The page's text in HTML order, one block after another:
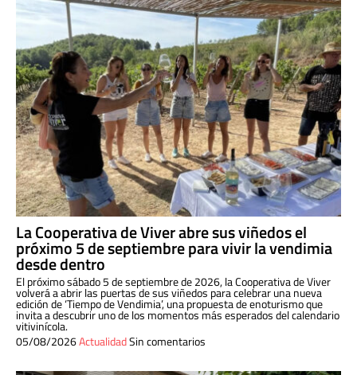
La Cooperativa de Viver abre sus viñedos el
próximo 5 de septiembre para vivir la vendimia
desde dentro
El próximo sábado 5 de septiembre de 2026, la Cooperativa de Viver
volverá a abrir las puertas de sus viñedos para celebrar una nueva
edición de ‘Tiempo de Vendimia’, una propuesta de enoturismo que
invita a descubrir uno de los momentos más esperados del calendario
vitivinícola.
05/08/2026ActualidadSin comentarios